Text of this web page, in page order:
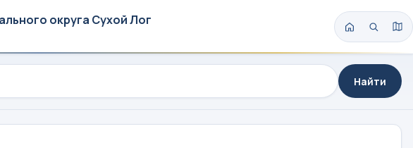
округа Сухой Лог
Найти